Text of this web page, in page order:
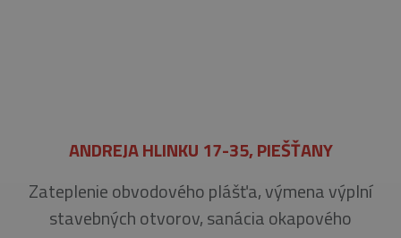
ANDREJA HLINKU 17-35, PIEŠŤANY
Zateplenie obvodového plášťa, výmena výplní
stavebných otvorov, sanácia okapového